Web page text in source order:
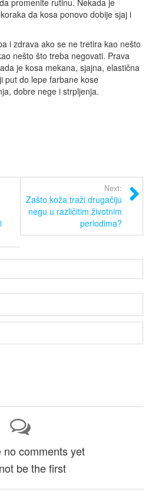
da kosa ponovo dobije sjaj i
i zdrava ako se ne tretira kao nešto
nešto što treba negovati. Prava
je kosa mekana, sjajna, elastična
put do lepe farbane kose
dobre nege i strpljenja.
Next:
Zašto koža traži drugačiju
negu u različitim životnim
periodima?
no comments yet
be the first